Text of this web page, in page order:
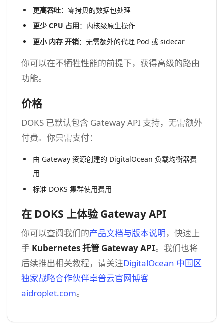
更高吞吐：零拷贝的数据包处理
更少 CPU 占用：内核级原生操作
更小 内存 开销：无需额外的代理 Pod 或 sidecar
你可以在不牺牲性能的前提下，获得高级的路由
功能。
价格
DOKS 已默认包含 Gateway API 支持，无需额外
付费。你只需支付：
由 Gateway 资源创建的 DigitalOcean 负载均衡器费
用
标准 DOKS 集群使用费用
在 DOKS 上体验 Gateway API
你可以查阅我们的产品文档与版本说明，快速上
手 Kubernetes 托管 Gateway API。我们也将
后续推出相关教程，请关注DigitalOcean 中国区
独家战略合作伙伴卓普云官网博客
aidroplet.com。